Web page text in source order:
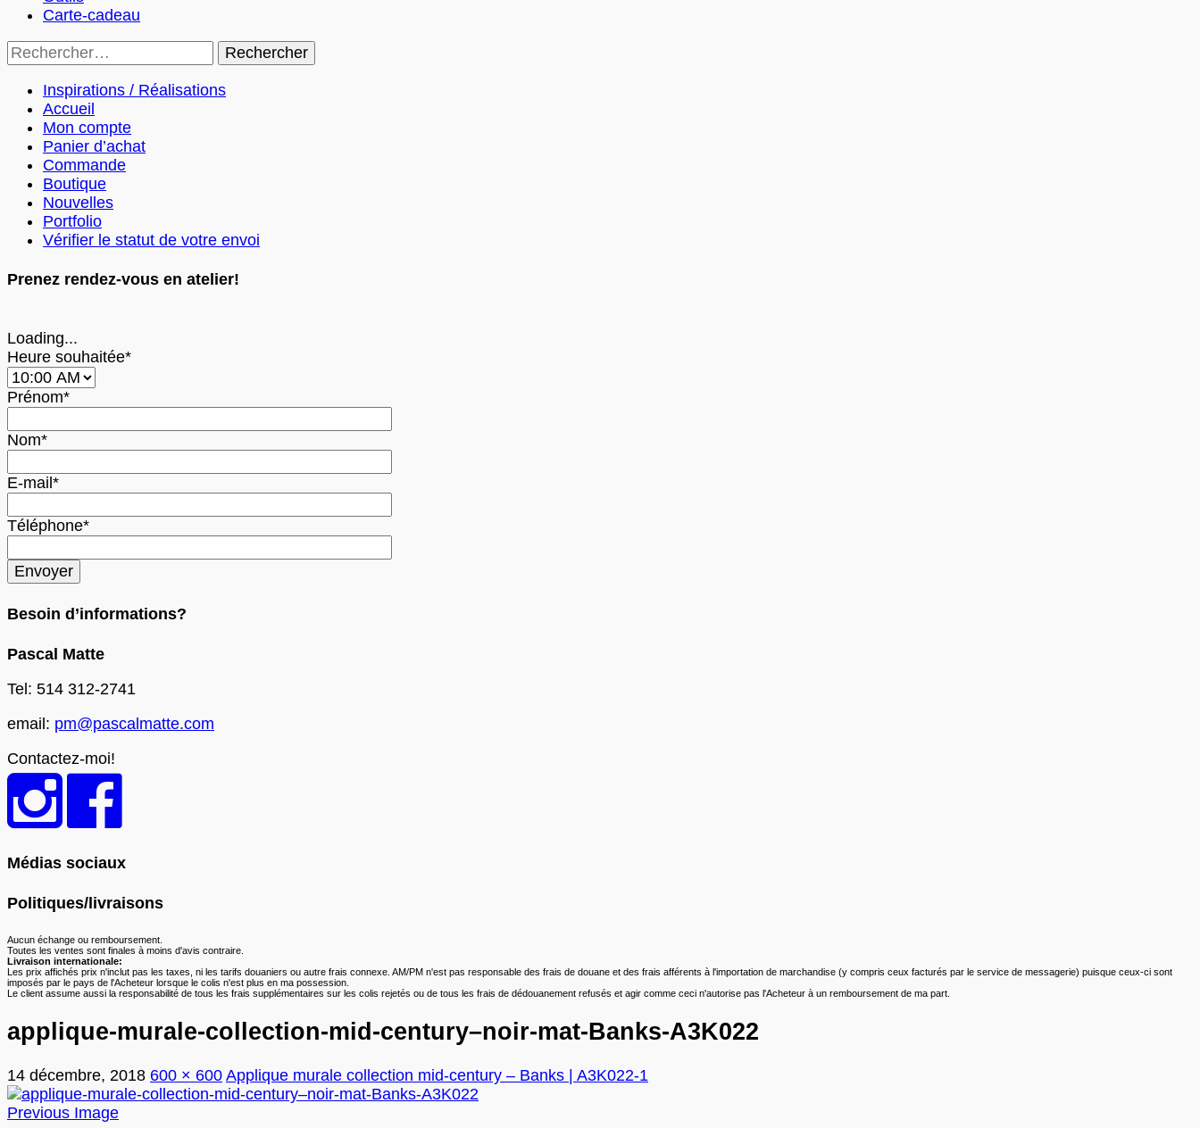
Carte-cadeau
Rechercher :
Inspirations / Réalisations
Accueil
Mon compte
Panier d’achat
Commande
Boutique
Nouvelles
Portfolio
Vérifier le statut de votre envoi
Prenez rendez-vous en atelier!
Loading...
Heure souhaitée*
Prénom*
Nom*
E-mail*
Téléphone*
Besoin d’informations?
Pascal Matte
Tel: 514 312-2741
email: pm@pascalmatte.com
Contactez-moi!
Médias sociaux
Politiques/livraisons
Aucun échange ou remboursement.
Toutes les ventes sont finales à moins d'avis contraire.
Livraison internationale:
Les prix affichés prix n'inclut pas les taxes, ni les tarifs douaniers ou autre frais connexe. AM/PM n'est pas responsable des frais de douane et des frais afférents à l'importation de marchandise (y compris ceux facturés par le service de messagerie) puisque ceux-ci sont
imposés par le pays de l'Acheteur lorsque le colis n'est plus en ma possession.
Le client assume aussi la responsabilité de tous les frais supplémentaires sur les colis rejetés ou de tous les frais de dédouanement refusés et agir comme ceci n'autorise pas l'Acheteur à un remboursement de ma part.
applique-murale-collection-mid-century–noir-mat-Banks-A3K022
14 décembre, 2018 600 × 600 Applique murale collection mid-century – Banks | A3K022-1
Previous Image